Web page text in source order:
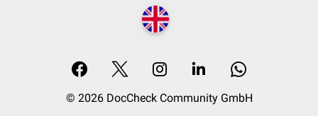
© 2026 DocCheck Community GmbH